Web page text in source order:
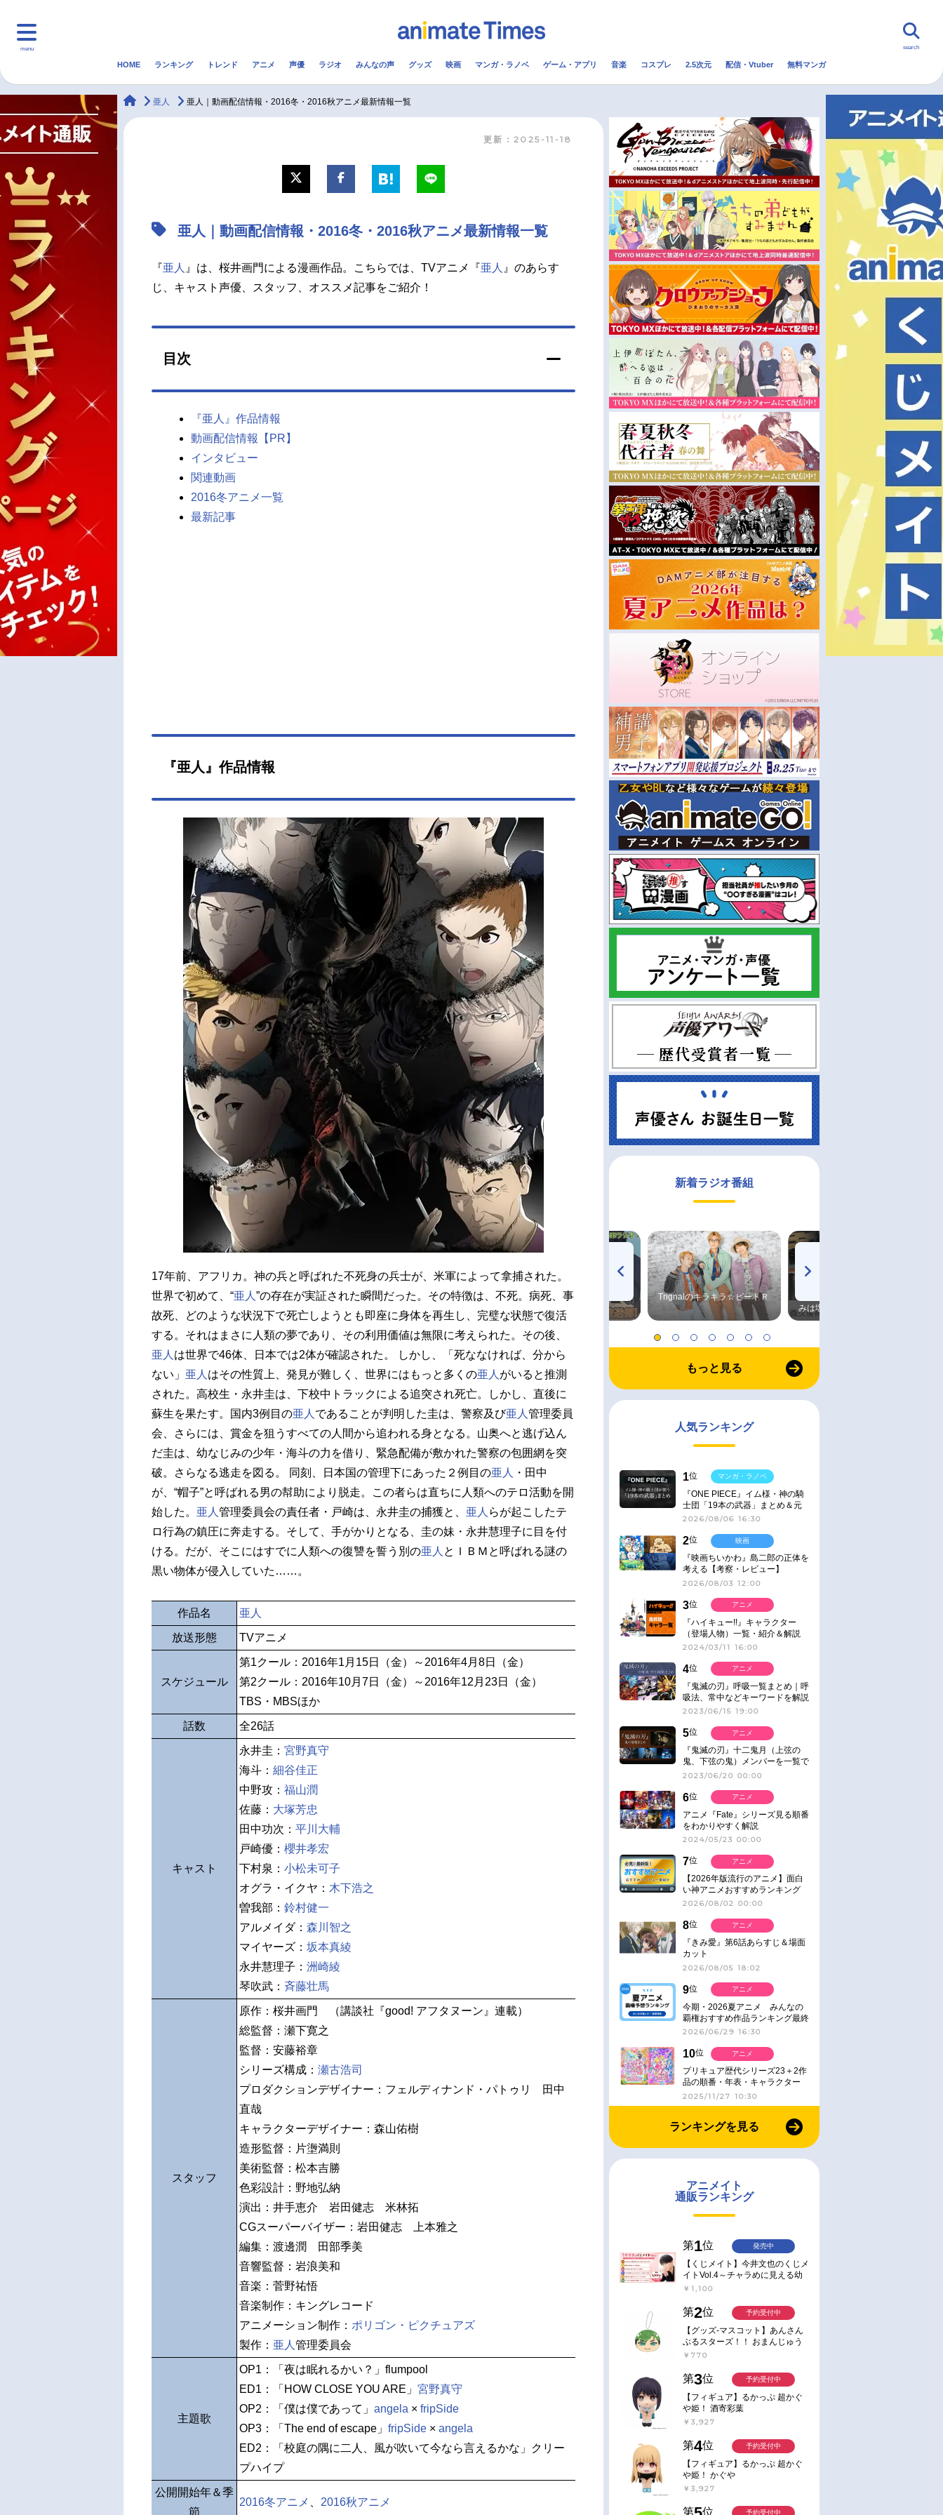
menu
マンガ・ラノベ 2.5次元 配信・Vtuber トレンド 無料マンガ
声優記事一覧
アニメ映画一覧
男性声優/女性声優一覧
今期アニメ曜日別一覧
夏アニメ
秋アニメ
冬アニメ
FOLLOW US
search
HOME ランキング トレンド アニメ 声優 ラジオ みんなの声 グッズ 映画 マンガ・ラノベ ゲーム・アプリ 音楽 コスプレ 2.5次元 配信・Vtuber 無料マンガ
animateTimes
亜人 亜人｜動画配信情報・2016冬・2016秋アニメ最新情報一覧
更新：2025-11-18
亜人｜動画配信情報・2016冬・2016秋アニメ最新情報一覧
『亜人 』は、桜井画門による漫画作品。こちらでは、TVアニメ『亜人 』のあらす
じ、キャスト声優、スタッフ、オススメ記事をご紹介！
目次
『亜人』作品情報
動画配信情報【PR】
インタビュー
関連動画
2016冬アニメ一覧
最新記事
『亜人』作品情報
17年前、アフリカ。神の兵と呼ばれた不死身の兵士が、米軍によって拿捕された。
世界で初めて、“亜人 ”の存在が実証された瞬間だった。その特徴は、不死。病死、事
故死、どのような状況下で死亡しようとも即座に身体を再生し、完璧な状態で復活
する。それはまさに人類の夢であり、その利用価値は無限に考えられた。その後、
亜人 は世界で46体、日本では2体が確認された。 しかし、「死ななければ、分から
ない」 亜人 はその性質上、発見が難しく、世界にはもっと多くの亜人 がいると推測
された。高校生・永井圭は、下校中トラックによる追突され死亡。しかし、直後に
蘇生を果たす。国内3例目の亜人 であることが判明した圭は、警察及び亜人 管理委員
会、さらには、賞金を狙うすべての人間から追われる身となる。山奥へと逃げ込ん
だ圭は、幼なじみの少年・海斗の力を借り、緊急配備が敷かれた警察の包囲網を突
破。さらなる逃走を図る。 同刻、日本国の管理下にあった２例目の亜人
・田中
が、“帽子”と呼ばれる男の幇助により脱走。この者らは直ちに人類へのテロ活動を開
始した。 亜人 管理委員会の責任者・戸崎は、永井圭の捕獲と、 亜人 らが起こしたテ
ロ行為の鎮圧に奔走する。そして、手がかりとなる、圭の妹・永井慧理子に目を付
ける。だが、そこにはすでに人類への復讐を誓う別の亜人 とＩＢＭと呼ばれる謎の
黒い物体が侵入していた……。
作品名 亜人
放送形態 TVアニメ
スケジュール
第1クール：2016年1月15日（金）～2016年4月8日（金）
第2クール：2016年10月7日（金）～2016年12月23日（金）
TBS・MBSほか
話数 全26話
キャスト
永井圭： 宮野真守
海斗： 細谷佳正
中野攻： 福山潤
佐藤： 大塚芳忠
田中功次： 平川大輔
戸崎優： 櫻井孝宏
下村泉： 小松未可子
オグラ・イクヤ： 木下浩之
曽我部： 鈴村健一
アルメイダ： 森川智之
マイヤーズ： 坂本真綾
永井慧理子： 洲崎綾
琴吹武： 斉藤壮馬
スタッフ
原作：桜井画門 （講談社『good! アフタヌーン』連載）
総監督：瀬下寛之
監督：安藤裕章
シリーズ構成： 瀬古浩司
プロダクションデザイナー：フェルディナンド・パトゥリ 田中
直哉
キャラクターデザイナー：森山佑樹
造形監督：片塰満則
美術監督：松本吉勝
色彩設計：野地弘納
演出：井手恵介 岩田健志 米林拓
CGスーパーバイザー：岩田健志 上本雅之
編集：渡邊潤 田部季美
音響監督：岩浪美和
音楽：菅野祐悟
音楽制作：キングレコード
アニメーション制作： ポリゴン・ピクチュアズ
製作： 亜人 管理委員会
主題歌
OP1：「夜は眠れるかい？」flumpool
ED1：「HOW CLOSE YOU ARE」 宮野真守
OP2：「僕は僕であって」 angela × fripSide
OP3：「The end of escape」 fripSide × angela
ED2：「校庭の隅に二人、風が吹いて今なら言えるかな」クリー
プハイプ
公開開始年＆季
節
2016冬アニメ 2016秋アニメ
新着ラジオ番組
TVアニメ『戦隊大失格』
radio 大直会 2nd season
ハイキュー!! 烏野高校放送部! Trignalのキラキラ☆ビートＲ
みは塩だけ
もっと見る
人気ランキング
1位
『ONE PIECE』イム様・神の騎
士団「19本の武器」まとめ＆元
ネタ
2026/08/06 16:30
マンガ・ラノベ
2位
『映画ちいかわ』島二郎の正体を
考える【考察・レビュー】
2026/08/03 12:00
映画
3位
『ハイキュー!!』キャラクター
（登場人物）一覧・紹介＆解説
2024/03/11 16:00
アニメ
4位
『鬼滅の刃』呼吸一覧まとめ｜呼
吸法、常中などキーワードを解説
2023/06/15 19:00
アニメ
5位
『鬼滅の刃』十二鬼月（上弦の
鬼、下弦の鬼）メンバーを一覧で
紹介＆解説（登場鬼の情報まと
2023/06/20 00:00
アニメ
6位
アニメ『Fate』シリーズ見る順番
をわかりやすく解説
2024/05/23 00:00
アニメ
7位
【2026年版流行のアニメ】面白
い神アニメおすすめランキング
【名作・話題作】｜ジャンル別人
2026/08/02 00:00
アニメ
8位
『きみ愛』第6話あらすじ＆場面
カット
2026/08/05 18:02
アニメ
9位
今期・2026夏アニメ みんなの
覇権おすすめ作品ランキング最終
結果発表！
2026/06/29 16:30
アニメ
10位
プリキュア歴代シリーズ23＋2作
品の順番・年表・キャラクター
【2025年版】
2025/11/27 10:30
アニメ
ランキングを見る
アニメイト
通販ランキング
第1位
【くじメイト】今井文也のくじメ
イトVol.4～チャラめに見える幼
馴染、実は一途で独占欲が強いん
￥1,100
発売中
第2位
【グッズ-マスコット】あんさん
ぶるスターズ！！ おまんじゅう
にぎにぎマスコット ねくすと2
￥770
予約受付中
第3位
【フィギュア】るかっぷ 超かぐ
や姫！ 酒寄彩葉
￥3,927
予約受付中
第4位
【フィギュア】るかっぷ 超かぐ
や姫！ かぐや
￥3,927
予約受付中
第 位 予約受付中